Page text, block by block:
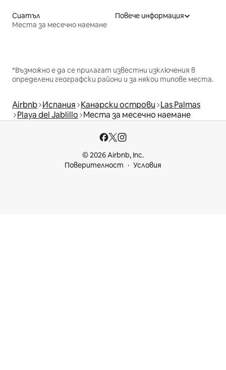
Сиатъл
Места за месечно наемане
Повече информация
*Възможно е да се прилагат известни изключения в
определени географски райони и за някои типове места.
Airbnb Испания Канарски острови Las Palmas
Playa del Jablillo Места за месечно наемане
© 2026 Airbnb, Inc.
Поверителност
Условия